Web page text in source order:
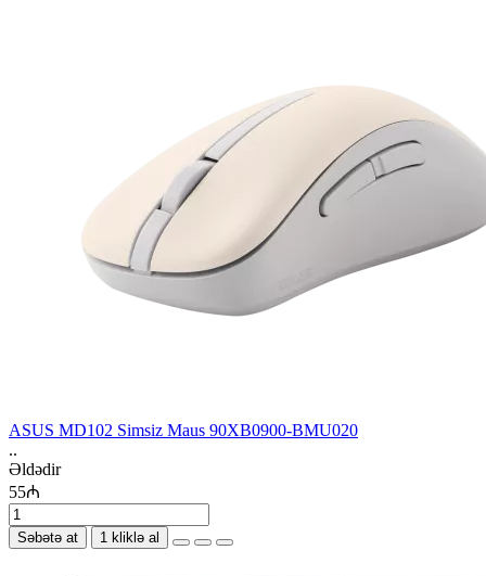
ASUS MD102 Simsiz Maus 90XB0900-BMU020
..
Əldədir
55₼
Səbətə at 1 kliklə al